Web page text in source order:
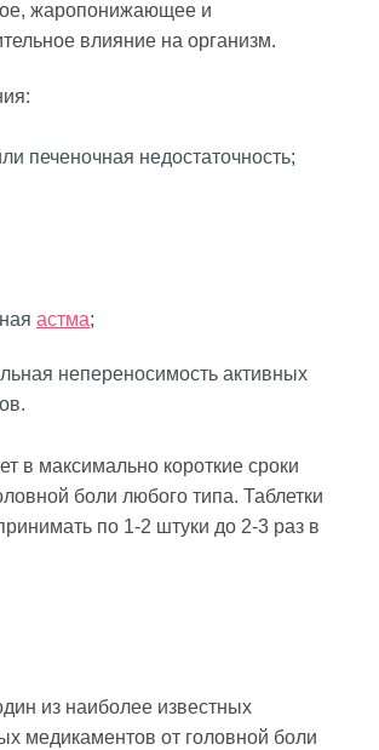
жаропонижающее и
влияние на организм.
печеночная недостаточность;
астма;
непереносимость активных
в максимально короткие сроки
боли любого типа. Таблетки
по 1-2 штуки до 2-3 раз в
из наиболее известных
медикаментов от головной боли